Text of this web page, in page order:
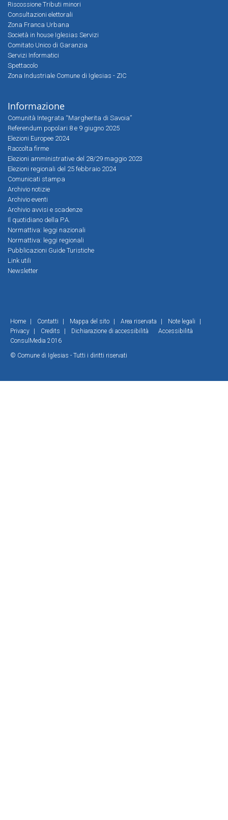
Riscossione Tributi minori
Consultazioni elettorali
Zona Franca Urbana
Società in house Iglesias Servizi
Comitato Unico di Garanzia
Servizi Informatici
Spettacolo
Zona Industriale Comune di Iglesias - ZIC
Informazione
Comunità Integrata “Margherita di Savoia”
Referendum popolari 8 e 9 giugno 2025
Elezioni Europee 2024
Raccolta firme
Elezioni amministrative del 28/29 maggio 2023
Elezioni regionali del 25 febbraio 2024
Comunicati stampa
Archivio notizie
Archivio eventi
Archivio avvisi e scadenze
Il quotidiano della P.A.
Normattiva: leggi nazionali
Normattiva: leggi regionali
Pubblicazioni Guide Turistiche
Link utili
Newsletter
Home Contatti Mappa del sito Area riservata Note legali
Privacy
Credits Dichiarazione di accessibilità
Accessibilità
ConsulMedia 2016
© Comune di Iglesias - Tutti i diritti riservati